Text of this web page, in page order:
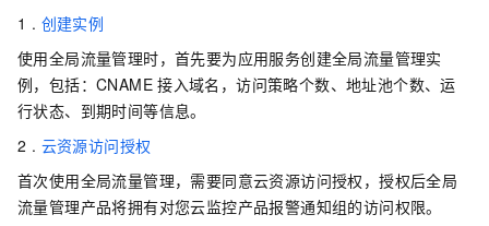
1 . 创建实例
使用全局流量管理时，首先要为应用服务创建全局流量管理实
例，包括：CNAME 接入域名，访问策略个数、地址池个数、运
行状态、到期时间等信息。
2 . 云资源访问授权
首次使用全局流量管理，需要同意云资源访问授权，授权后全局
流量管理产品将拥有对您云监控产品报警通知组的访问权限。